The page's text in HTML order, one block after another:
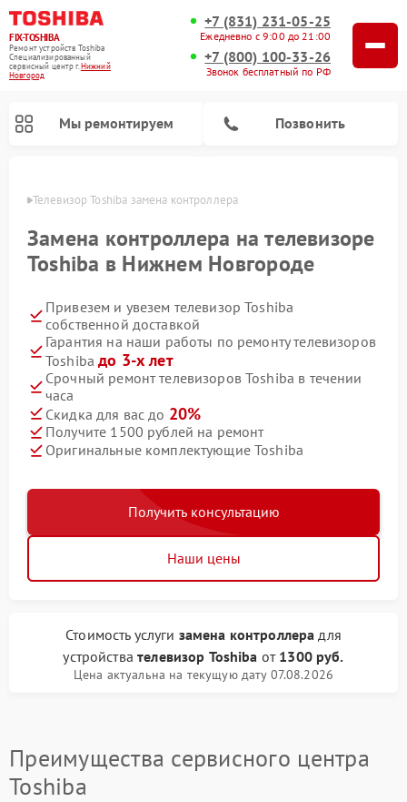
FIX-TOSHIBA
Ремонт устройств Toshiba
Специализированный
cервисный центр г.Нижний
Новгород
+7 (831) 231-05-25
Ежедневно с 9:00 до 21:00
+7 (800) 100-33-26
Звонок бесплатный по РФ
Мы ремонтируем Позвонить
Телевизор Toshiba замена контроллера
Замена контроллера на телевизоре
Toshiba в Нижнем Новгороде
Привезем и увезем телевизор Toshiba
собственной доставкой
Гарантия на наши работы по ремонту телевизоров
Toshibaдо 3-х лет
Срочный ремонт телевизоров Toshiba в течении
часа
Скидка для вас до 20%
Получите 1500 рублей на ремонт
Оригинальные комплектующие Toshiba
Получить консультацию
Наши цены
Стоимость услуги замена контроллера для
устройствателевизор Toshiba от 1300 руб.
Цена актуальна на текущую дату 07.08.2026
Преимущества сервисного центра
Toshiba